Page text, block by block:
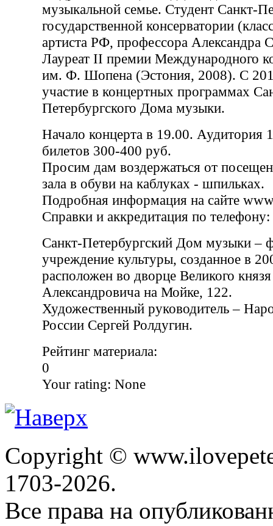
музыкальной семье. Студент Санкт-
государственной консерватории
артиста РФ, профессора Александра
Лауреат II премии Международного
им. Ф. Шопена (Эстония, 2008). С
участие в концертных программах
Петербургского Дома музыки.
Начало концерта в 19.00. Аудитория
билетов 300-400 руб.
Просим дам воздержаться от
зала в обуви на каблуках - шпильках.
Подробная информация на сайте
Справки и аккредитация по
Санкт-Петербургский Дом музыки –
учреждение культуры, созданное в
расположен во дворце Великого
Александровича на Мойке, 122.
Художественный руководитель –
России Сергей Ролдугин.
Рейтинг материала:
0
Your rating: None
Copyright ©
1703-2026.
Все права на